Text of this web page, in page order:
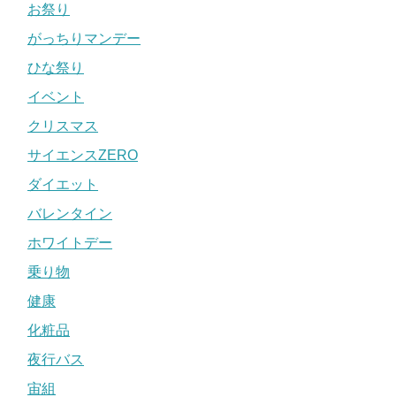
お祭り
がっちりマンデー
ひな祭り
イベント
クリスマス
サイエンスZERO
ダイエット
バレンタイン
ホワイトデー
乗り物
健康
化粧品
夜行バス
宙組